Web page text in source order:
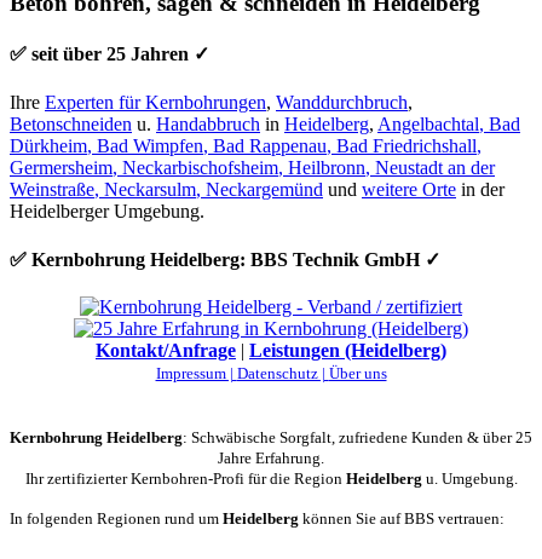
✅ seit über 25 Jahren ✓
Ihre Experten für Kernbohrungen, Wanddurchbruch,
Betonschneiden u. Handabbruch in Heidelberg, Angelbachtal, Bad
Dürkheim, Bad Wimpfen, Bad Rappenau, Bad Friedrichshall,
Germersheim, Neckarbischofsheim, Heilbronn, Neustadt an der
Weinstraße, Neckarsulm, Neckargemünd und weitere Orte in der
Heidelberger Umgebung.
✅ Kernbohrung Heidelberg: BBS Technik GmbH ✓
Kontakt/Anfrage | Leistungen (Heidelberg)
Impressum | Datenschutz | Über uns
Kernbohrung Heidelberg: Schwäbische Sorgfalt, zufriedene Kunden & über 25
Jahre Erfahrung.
Ihr zertifizierter Kernbohren-Profi für die Region Heidelberg u. Umgebung.
In folgenden Regionen rund um Heidelberg können Sie auf BBS vertrauen: